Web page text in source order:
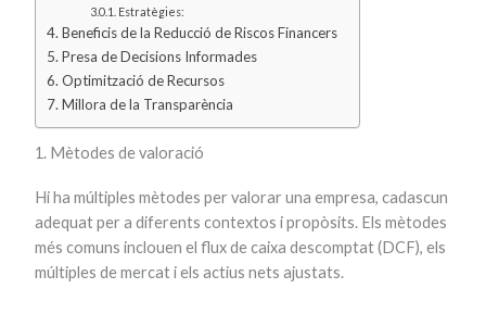
Estratègies:
Beneficis de la Reducció de Riscos Financers
Presa de Decisions Informades
Optimització de Recursos
Millora de la Transparència
1. Mètodes de valoració
Hi ha múltiples mètodes per valorar una empresa, cadascun
adequat per a diferents contextos i propòsits. Els mètodes
més comuns inclouen el flux de caixa descomptat (DCF), els
múltiples de mercat i els actius nets ajustats.